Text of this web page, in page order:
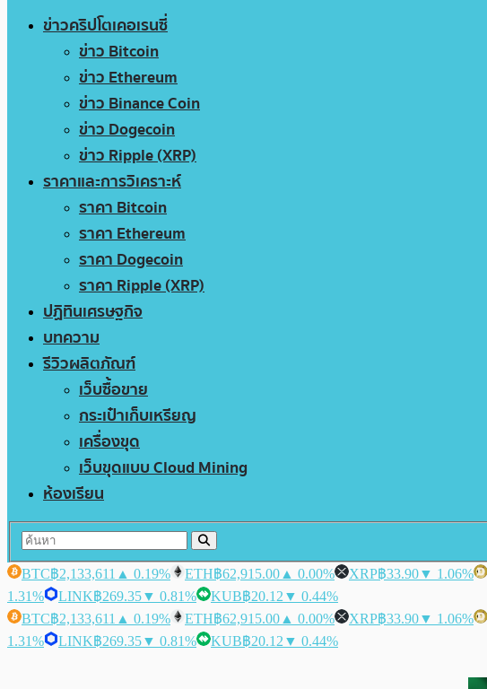
ข่าวคริปโตเคอเรนซี่
ข่าว Bitcoin
ข่าว Ethereum
ข่าว Binance Coin
ข่าว Dogecoin
ข่าว Ripple (XRP)
ราคาและการวิเคราะห์
ราคา Bitcoin
ราคา Ethereum
ราคา Dogecoin
ราคา Ripple (XRP)
ปฏิทินเศรษฐกิจ
บทความ
รีวิวผลิตภัณฑ์
เว็บซื้อขาย
กระเป๋าเก็บเหรียญ
เครื่องขุด
เว็บขุดแบบ Cloud Mining
ห้องเรียน
BTC฿2,133,611 ▲ 0.19% ETH฿62,915.00 ▲ 0.00% XRP฿33.90▼ 1.06%
1.31%
LINK฿269.35▼ 0.81% KUB฿20.12 ▼ 0.44%
BTC฿2,133,611 ▲ 0.19% ETH฿62,915.00 ▲ 0.00% XRP฿33.90▼ 1.06%
1.31%
LINK฿269.35▼ 0.81% KUB฿20.12 ▼ 0.44%